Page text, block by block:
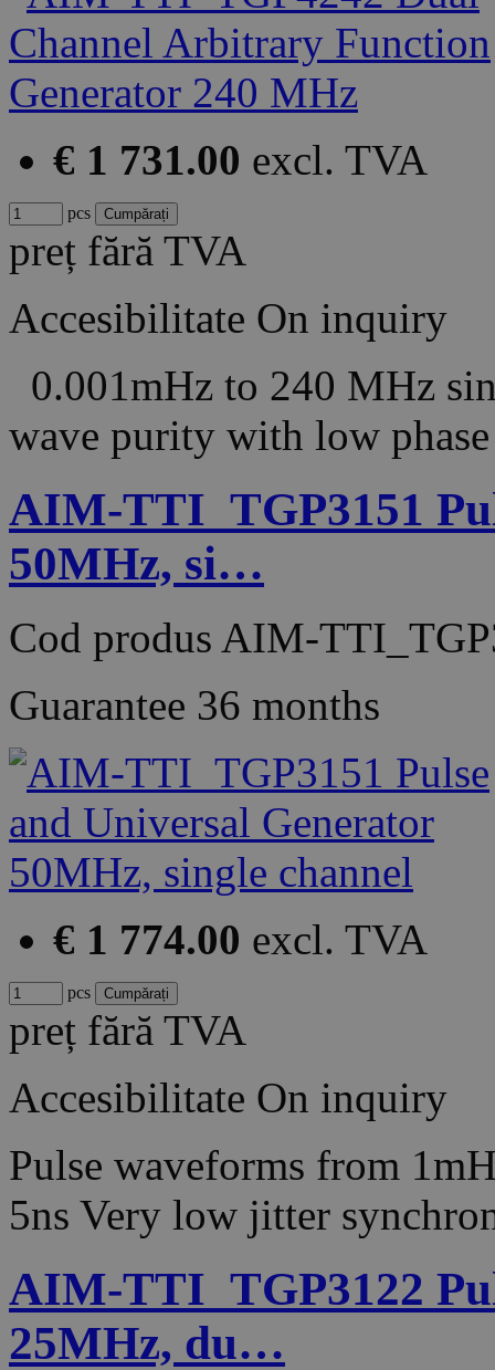
€ 1 731.00 excl. TVA
pcs
preț fără TVA
Accesibilitate On inquiry
0.001mHz to 240 MHz
wave purity with low
AIM-TTI_TGP3151
50MHz, si…
Cod produs AIM-
Guarantee 36 months
€ 1 774.00 excl. TVA
pcs
preț fără TVA
Accesibilitate On inquiry
Pulse waveforms from
5ns Very low jitter
AIM-TTI_TGP3122
25MHz, du…